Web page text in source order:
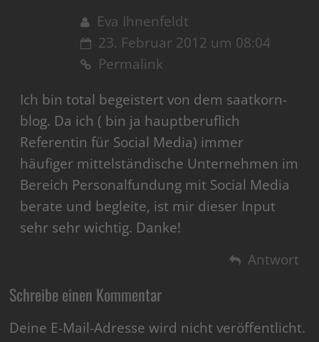
Eva Ihnenfeldt
23. Februar 2012 um 08:04
Permalink
Ich bin total begeistert von dem saatkorn-
blog. Da ich ( bin ja hauptberuflich
Referentin für Social Media) immer
häufiger mittelständische Unternehmen im
Bereich Personalfundung mit Social Media
berate und begleite, ist mir dieser Input
sehr sehr wichtig. Danke!
Antwort
Schreibe einen Kommentar
Deine E-Mail-Adresse wird nicht veröffentlicht.